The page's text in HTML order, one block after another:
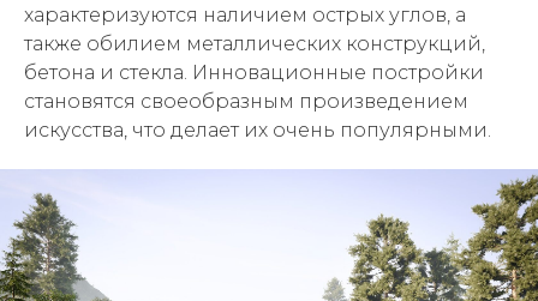
характеризуются наличием острых углов, а
также обилием металлических конструкций,
бетона и стекла. Инновационные постройки
становятся своеобразным произведением
искусства, что делает их очень популярными.